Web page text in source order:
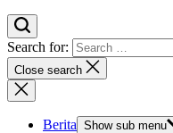
Search for:
Close search
Berita Show sub menu